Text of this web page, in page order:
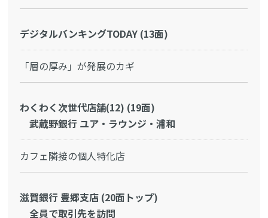
デジタルバンキングTODAY (13面)
「層の厚み」が発展のカギ
わくわく次世代店舗(12) (19面)
武蔵野銀行 ユア・ラウンジ・浦和
カフェ隣接の個人特化店
滋賀銀行 豊郷支店 (20面トップ)
全員で取引先を訪問